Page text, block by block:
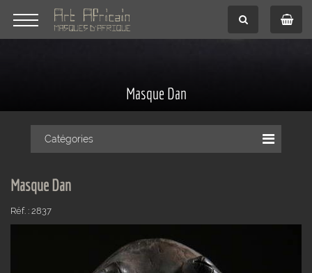
Masque Dan
Catégories
Masque Dan
Réf. : 2837